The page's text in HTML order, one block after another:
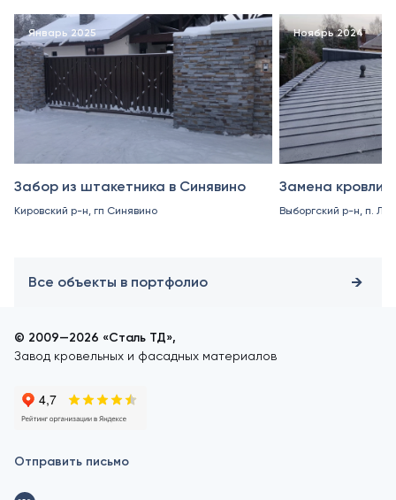
Январь 2025
Забор из штакетника в Синявино
Кировский р-н, гп Синявино
Ноябрь 2024
Замена кровли
Выборгский р-н, п.
Все объекты в портфолио
© 2009—2026 «Сталь ТД»,
Завод кровельных и фасадных материалов
Отправить письмо